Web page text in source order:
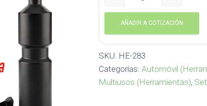
AÑADIR A COTIZACIÓN
SKU: HE-283
Categorías: Automóvil
Multiusos (Herramientas),